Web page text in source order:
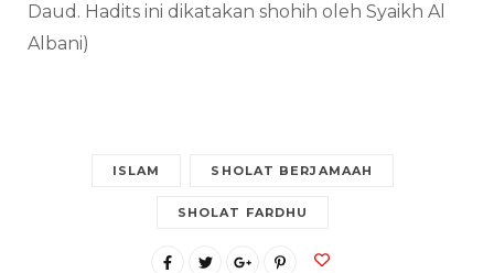
Daud. Hadits ini dikatakan shohih oleh Syaikh Al
Albani)
ISLAM SHOLAT BERJAMAAH
SHOLAT FARDHU